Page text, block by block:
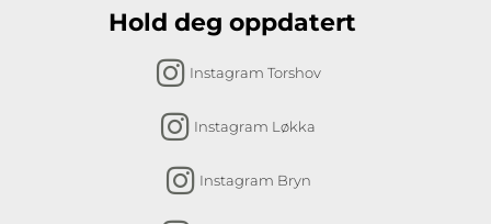
Hold deg oppdatert
Instagram Torshov
Instagram Løkka
Instagram Bryn